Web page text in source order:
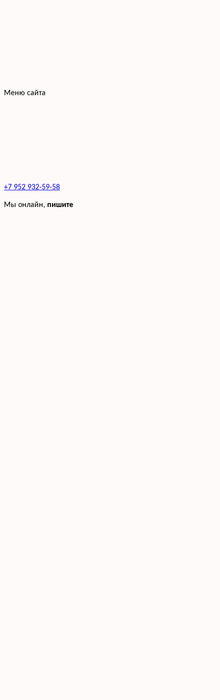
Меню сайта
+7 952 932-59-58
Мы онлайн, пишите